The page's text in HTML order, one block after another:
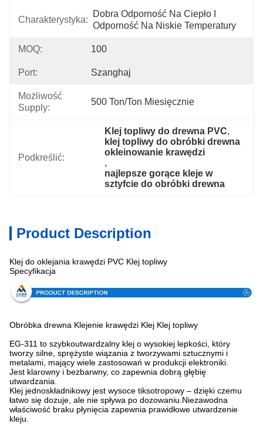
Charakterystyka:
Dobra Odporność Na Ciepło I
Odporność Na Niskie Temperatury
MOQ: 100
Port: Szanghaj
Możliwość
Supply:
500 Ton/ton Miesięcznie
Podkreślić:
Klej topliwy do drewna PVC,
klej topliwy do obróbki drewna
okleinowanie krawędzi
,
najlepsze gorące kleje w
sztyfcie do obróbki drewna
Product Description
Klej do oklejania krawędzi PVC Klej topliwy
Specyfikacja
Obróbka drewna Klejenie krawędzi Klej Klej topliwy
EG-311 to szybkoutwardzalny klej o wysokiej lepkości, który
tworzy silne, sprężyste wiązania z tworzywami sztucznymi i
metalami, mający wiele zastosowań w produkcji elektroniki.
Jest klarowny i bezbarwny, co zapewnia dobrą głębię
utwardzania.
Klej jednoskładnikowy jest wysoce tiksotropowy – dzięki czemu
łatwo się dozuje, ale nie spływa po dozowaniu.Niezawodna
właściwość braku płynięcia zapewnia prawidłowe utwardzenie
kleju.